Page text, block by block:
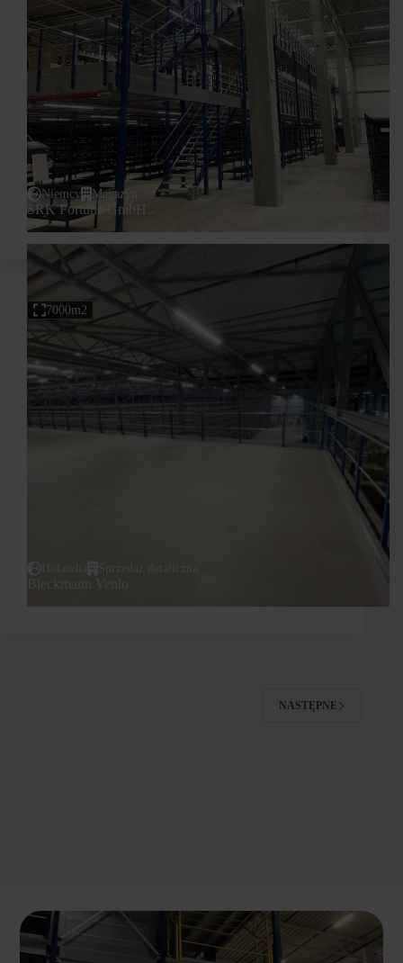
Niemcy Magazyn
SRK Fortune GmbH
7000m2
Sprzedaż detaliczna
Bleckmann Venlo
NASTĘPNE